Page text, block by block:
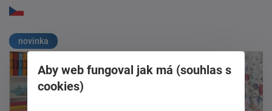
novinka
Aby web fungoval jak má (souhlas s
cookies)